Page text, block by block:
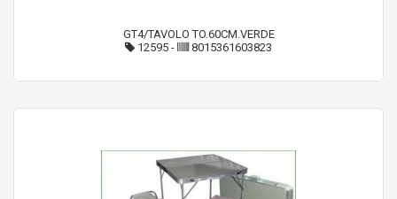
GT4/TAVOLO TO.60CM.VERDE
12595 - 8015361603823